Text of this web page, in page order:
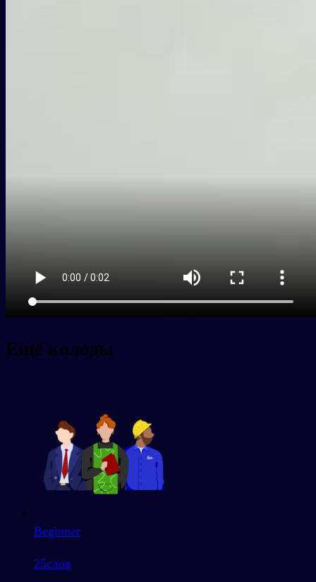
Ещё колоды
Beginner
25слов